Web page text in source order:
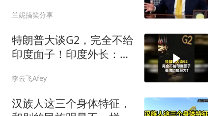
兰妮搞笑分享
特朗普大谈G2，完全不给
印度面子！印度外长：低
李云飞Afey
汉族人这三个身体特征，